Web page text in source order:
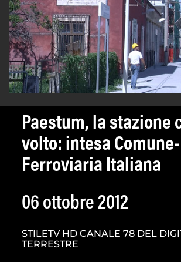
Paestum, la stazione
volto: intesa
Ferroviaria Italiana
06 ottobre 2012
STILETV HD CANALE 78 DEL
TERRESTRE